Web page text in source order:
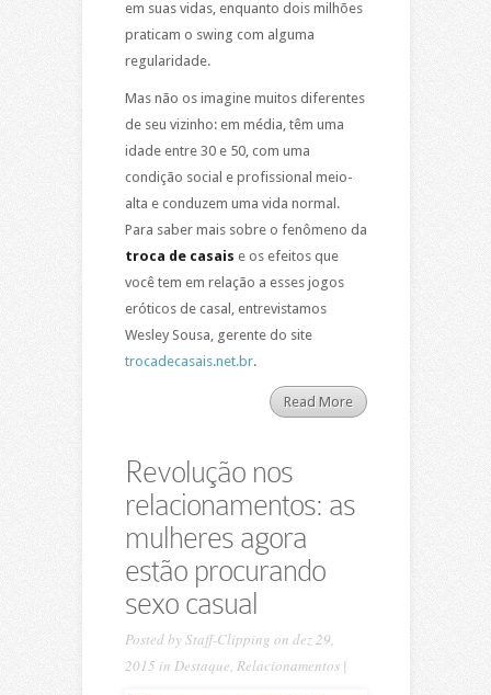
em suas vidas, enquanto dois milhões
praticam o swing com alguma
regularidade.
Mas não os imagine muitos diferentes
de seu vizinho: em média, têm uma
idade entre 30 e 50, com uma
condição social e profissional meio-
alta e conduzem uma vida normal.
Para saber mais sobre o fenômeno da
troca de casais e os efeitos que
você tem em relação a esses jogos
eróticos de casal, entrevistamos
Wesley Sousa, gerente do site
trocadecasais.net.br.
Read More
Revolução nos
relacionamentos: as
mulheres agora
estão procurando
sexo casual
Posted byStaff-Clipping on dez 29,
2015 in Destaque Relacionamentos|